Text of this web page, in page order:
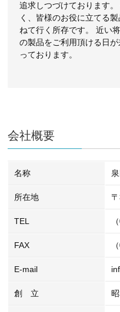
追求しつづけております
く、皆様のお役に立てる
ねて行く所存です。 近い
の製品をご利用頂ける日
っております。
会社概要
名称
所在地
TEL
FAX
E-mail
創 立